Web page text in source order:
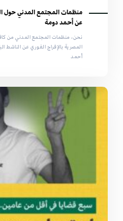
منظمات المجتمع المدني حول
عن أحمد دومة
نحن، منظمات المجتمع المدني من
المصرية بالإفراج الفوري عن الناشط
أحمد